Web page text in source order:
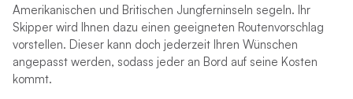
Amerikanischen und Britischen Jungferninseln segeln. Ihr
Skipper wird Ihnen dazu einen geeigneten Routenvorschlag
vorstellen. Dieser kann doch jederzeit Ihren Wünschen
angepasst werden, sodass jeder an Bord auf seine Kosten
kommt.